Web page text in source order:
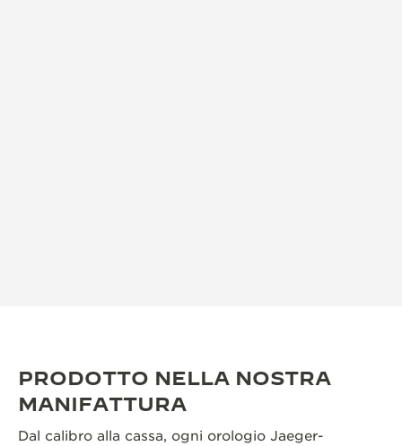
PRODOTTO NELLA NOSTRA
MANIFATTURA
Dal calibro alla cassa, ogni orologio Jaeger-